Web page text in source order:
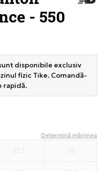
- 550
disponibile exclusiv
fizic Tike. Comandă-
rapidă.
Determină mărimea